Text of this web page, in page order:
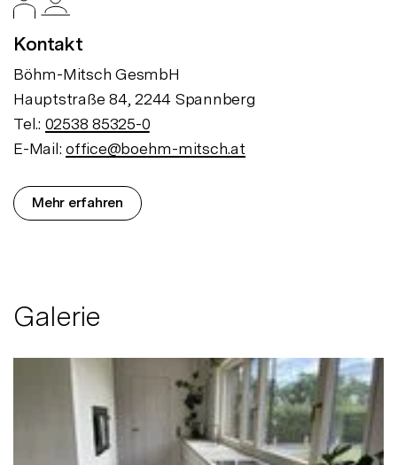
Kontakt
Böhm-Mitsch GesmbH
Hauptstraße 84, 2244 Spannberg
Tel.: 02538 85325-0
E-Mail: office@boehm-mitsch.at
Mehr erfahren
Galerie